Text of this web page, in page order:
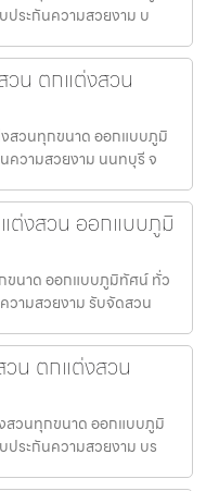
ประกันความสวยงาม บ
วน ตกแต่งสวน
สวนทุกขนาด ออกแบบภูมิ
ความสวยงาม นนทบุรี จ
ต่งสวน ออกแบบภูมิ
ขนาด ออกแบบภูมิทัศน์ ทั่ว
วามสวยงาม รับจัดสวน
น ตกแต่งสวน
สวนทุกขนาด ออกแบบภูมิ
ประกันความสวยงาม บร